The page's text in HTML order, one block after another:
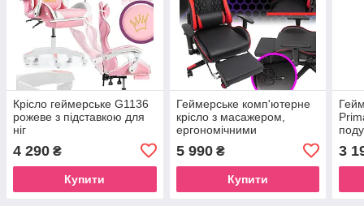
Крісло геймерське G1136
рожеве з підставкою для
ніг
4 290 ₴
Купити
Геймерське комп'ютерне
крісло з масажером,
ергономічними
подушками та підставкою
для ніг, Чорний/Червоний
(G899)
5 990₴
Купити
3